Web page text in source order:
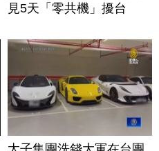
見5天「零共機」擾台